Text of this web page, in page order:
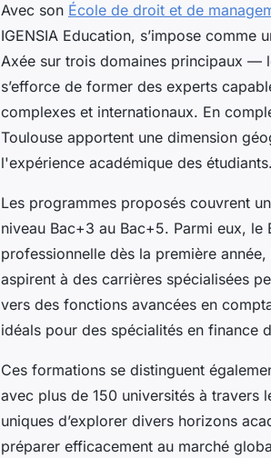
Avec son École de droit et de
IGENSIA Education, s’impose
Axée sur trois domaines principaux —
s’efforce de former des experts
complexes et internationaux. En
Toulouse apportent une dimension
l'expérience académique des étudiants.
Les programmes proposés couvrent
niveau Bac+3 au Bac+5. Parmi eux,
professionnelle dès la première
aspirent à des carrières spécialisées
vers des fonctions avancées en
idéals pour des spécialités en finance
Ces formations se distinguent
avec plus de 150 universités à travers
uniques d’explorer divers horizons
préparer efficacement au marché